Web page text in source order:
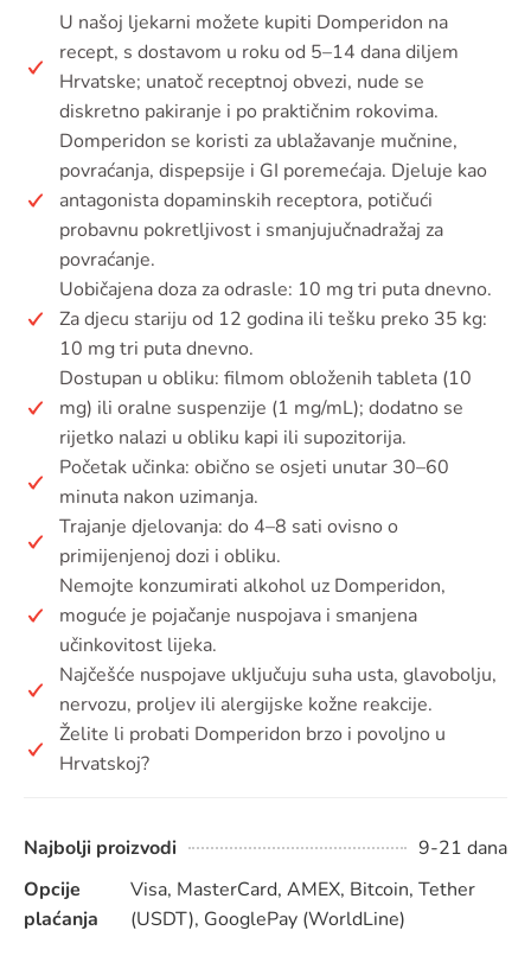
U našoj ljekarni možete kupiti Domperidon na
recept, s dostavom u roku od 5–14 dana diljem
Hrvatske; unatoč receptnoj obvezi, nude se
diskretno pakiranje i po praktičnim rokovima.
Domperidon se koristi za ublažavanje mučnine,
povraćanja, dispepsije i GI poremećaja. Djeluje kao
antagonista dopaminskih receptora, potičući
probavnu pokretljivost i smanjujučnadražaj za
povraćanje.
Uobičajena doza za odrasle: 10 mg tri puta dnevno.
Za djecu stariju od 12 godina ili tešku preko 35 kg:
10 mg tri puta dnevno.
Dostupan u obliku: filmom obloženih tableta (10
mg) ili oralne suspenzije (1 mg/mL); dodatno se
rijetko nalazi u obliku kapi ili supozitorija.
Početak učinka: obično se osjeti unutar 30–60
minuta nakon uzimanja.
Trajanje djelovanja: do 4–8 sati ovisno o
primijenjenoj dozi i obliku.
Nemojte konzumirati alkohol uz Domperidon,
moguće je pojačanje nuspojava i smanjena
učinkovitost lijeka.
Najčešće nuspojave uključuju suha usta, glavobolju,
nervozu, proljev ili alergijske kožne reakcije.
Želite li probati Domperidon brzo i povoljno u
Hrvatskoj?
Najbolji proizvodi
9-21 dana
Opcije
plaćanja
Visa, MasterCard, AMEX, Bitcoin, Tether
(USDT), GooglePay (WorldLine)